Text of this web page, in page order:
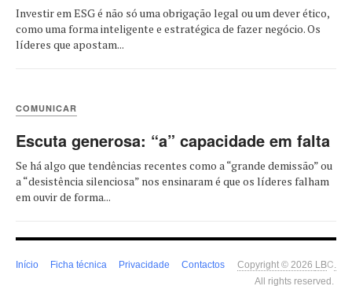
Investir em ESG é não só uma obrigação legal ou um dever ético,
como uma forma inteligente e estratégica de fazer negócio. Os
líderes que apostam...
COMUNICAR
Escuta generosa: “a” capacidade em falta
Se há algo que tendências recentes como a “grande demissão” ou
a “desistência silenciosa” nos ensinaram é que os líderes falham
em ouvir de forma...
Início Ficha técnica Privacidade Contactos Copyright © 2026 LBC
All rights reserved.